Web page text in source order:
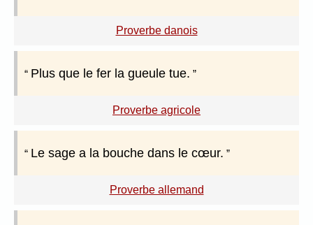
Proverbe danois
Plus que le fer la gueule tue.
Proverbe agricole
Le sage a la bouche dans le cœur.
Proverbe allemand